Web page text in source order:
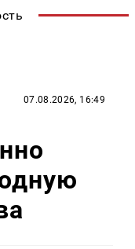
07.08.2026, 16:49